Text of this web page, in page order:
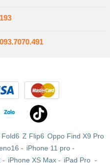
093.7070.491
Fold6 Z Flip6 Oppo Find X9 Pro
- iPhone 11 pro-
- iPhone XS Max- iPad Pro -